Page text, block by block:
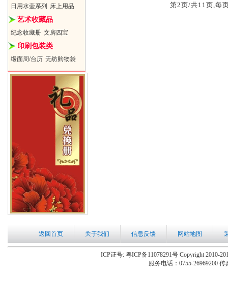
日用水壶系列 床上用品
艺术收藏品
纪念收藏册 文房四宝
印刷包装类
缎面周/台历 无纺购物袋
第2页/共11页,每
返回首页 关于我们 信息反馈 网站地图
ICP证号: 粤ICP备11078291号 Copyright 2010-
服务电话：0755-26969200 传